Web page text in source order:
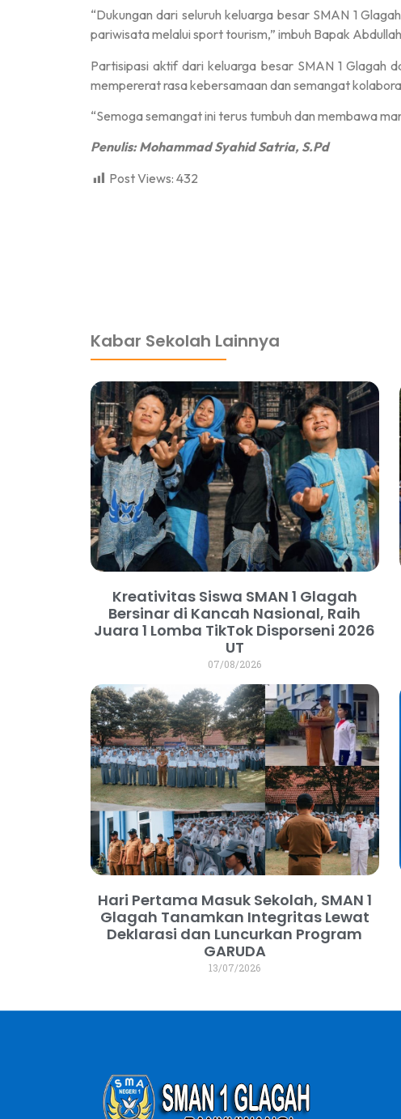
“Dukungan dari seluruh keluarga besar SMAN 1
pariwisata melalui sport tourism,” imbuh Bapak
Partisipasi aktif dari keluarga besar SMAN 1 Glagah
mempererat rasa kebersamaan dan semangat
“Semoga semangat ini terus tumbuh dan membawa
Penulis: Mohammad Syahid Satria, S.Pd
Post Views: 432
Kabar Sekolah Lainnya
Kreativitas Siswa SMAN 1 Glagah
Bersinar di Kancah Nasional, Raih
Juara 1 Lomba TikTok Disporseni 2026
UT
07/08/2026
Hari Pertama Masuk Sekolah, SMAN 1
Glagah Tanamkan Integritas Lewat
Deklarasi dan Luncurkan Program
GARUDA
13/07/2026